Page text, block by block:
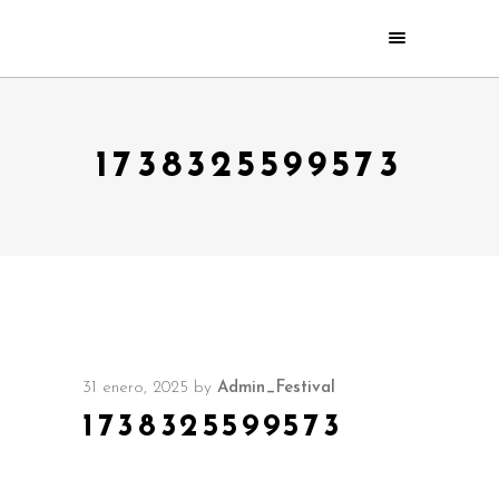
1738325599573
31 enero, 2025 by Admin_Festival
1738325599573